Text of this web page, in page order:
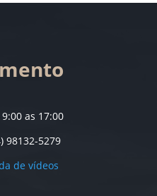
as 17:00
98132-5279
de vídeos